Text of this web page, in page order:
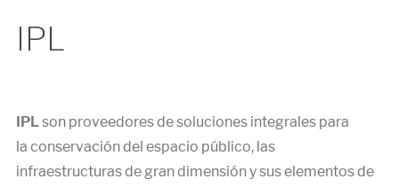
IPL
IPLson proveedores de soluciones integrales para
la conservación del espacio público, las
infraestructuras de gran dimensión y sus elementos de